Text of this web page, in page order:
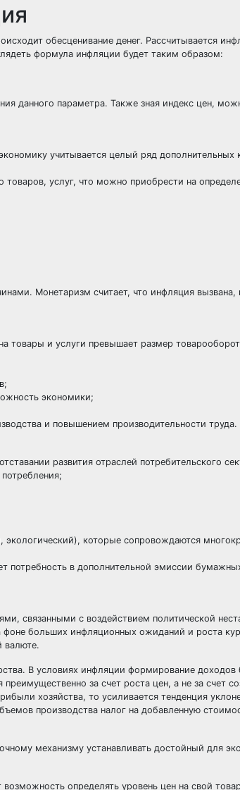
обесценивание денег. Рассчитывается
формула инфляции будет таким образом:
данного параметра. Также зная индекс цен,
учитывается целый ряд дополнительных
товаров, услуг, что можно приобрести на
Монетаризм считает, что инфляция
товары и услуги превышает размер
экономики;
и повышением производительности труда.
развития отраслей потребительского
которые сопровождаются
в дополнительной эмиссии
связанными с воздействием политической
больших инфляционных ожиданий и роста
валюте.
В условиях инфляции формирование
за счет роста цен, а не за счет
хозяйства, то усиливается тенденция
производства налог на добавленную
механизму устанавливать достойный для
определять уровень цен на свой